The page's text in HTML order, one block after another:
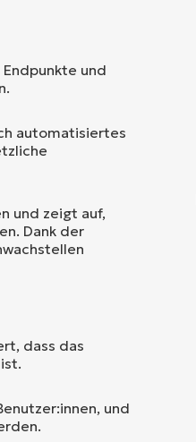
und
automatisiertes
und zeigt auf,
Dank der
dass das
und